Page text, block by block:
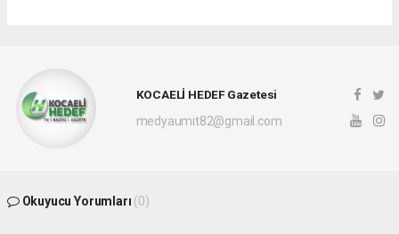
KOCAELİ HEDEF Gazetesi
medyaumit82@gmail.com
Okuyucu Yorumları (0)